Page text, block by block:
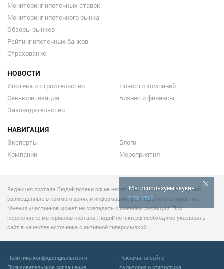
Мы используем «куки»
Что это?
Мониторинг ипотечных ставок
Мониторинг ипотечного рынка
Обзоры рынков
Рейтинг ипотечных банков
Страхование
НОВОСТИ
Ипотека и строительство
Секьюритизация
Законодательство
Новости компаний
Бизнес и финансы
НАВИГАЦИЯ
Эксперты
Компании
Блоги
Мероприятия
Редакция портала ЛюдиИпотеки.рф не несет ответственности за мнения
размещенные в комментариях и информацию, размещенную в новостях.
Мнения участников может не совпадать с мнением редакции. При
перепечатке материалов портала ЛюдиИпотеки.рф необходимо указывать
сайт в качестве источника с активной гиперссылкой.
Политика конфиденциальности
Пользовательское соглашение
Реклама на сайте
Аудитория и статистика